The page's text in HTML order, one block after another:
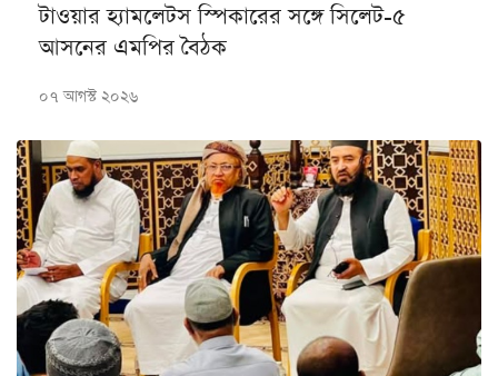
টাওয়ার হ্যামলেটস স্পিকারের সঙ্গে সিলেট-৫
আসনের এমপির বৈঠক
০৭ আগস্ট ২০২৬